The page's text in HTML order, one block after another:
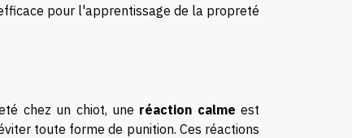
pour l'apprentissage de la propreté
chez un chiot, une réaction calme est
toute forme de punition. Ces réactions